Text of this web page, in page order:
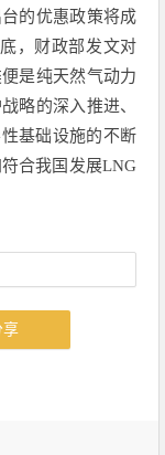
的优惠政策将成
，财政部发文对
是纯天然气动力
略的深入推进、
基础设施的不断
合我国发展LNG
享